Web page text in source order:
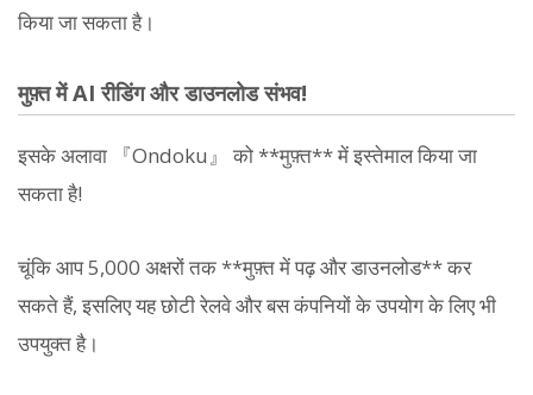
किया जा सकता है।
मुफ़्त में AI रीडिंग और डाउनलोड संभव!
इसके अलावा 『Ondoku』 को **मुफ़्त** में इस्तेमाल किया जा
सकता है!
चूंकि आप 5,000 अक्षरों तक **मुफ़्त में पढ़ और डाउनलोड** कर
सकते हैं, इसलिए यह छोटी रेलवे और बस कंपनियों के उपयोग के लिए भी
उपयुक्त है।